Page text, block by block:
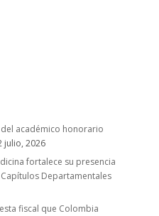
académico honorario
julio, 2026
fortalece su presencia
Departamentales
fiscal que Colombia